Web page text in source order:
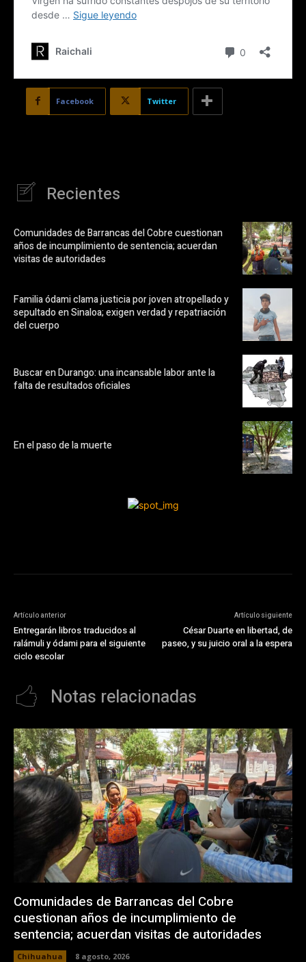
Facebook Twitter
Recientes
Comunidades de Barrancas del Cobre cuestionan
años de incumplimiento de sentencia; acuerdan
visitas de autoridades
Familia ódami clama justicia por joven atropellado y
sepultado en Sinaloa; exigen verdad y repatriación
del cuerpo
Buscar en Durango: una incansable labor ante la
falta de resultados oficiales
En el paso de la muerte
Artículo anterior
Entregarán libros traducidos al
ralámuli y ódami para el siguiente
ciclo escolar
Artículo siguiente
César Duarte en libertad, de
paseo, y su juicio oral a la espera
Notas relacionadas
Comunidades de Barrancas del Cobre
cuestionan años de incumplimiento de
sentencia; acuerdan visitas de autoridades
Chihuahua 8 agosto, 2026